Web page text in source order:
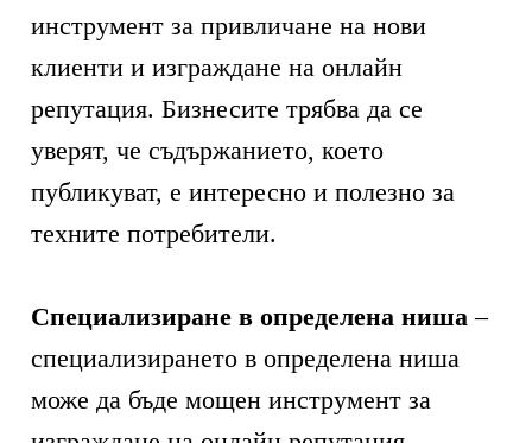
инструмент за привличане на нови
клиенти и изграждане на онлайн
репутация. Бизнесите трябва да се
уверят, че съдържанието, което
публикуват, е интересно и полезно за
техните потребители.
Специализиране в определена ниша –
специализирането в определена ниша
може да бъде мощен инструмент за